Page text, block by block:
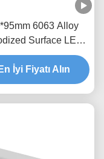
6063 Alloy
Surface LED
Köşeli Işık için
Kenar Profili
En İyi Fiyatı Alın